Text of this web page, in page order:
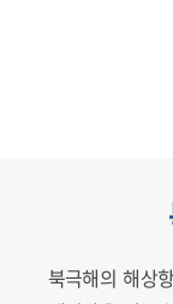
북극해의 해상